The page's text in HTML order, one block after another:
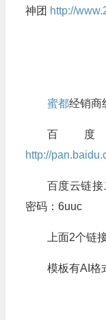
神团 http://
蜜都经销商
百
http://
百度云链接
密码：6uuc
上面2个链
模板有AI格